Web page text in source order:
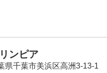
ンピア
千葉市美浜区高洲3-13-1